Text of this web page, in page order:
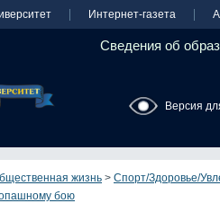
Интернет-газета
Сведения об
Версия
жизнь > Спорт/Здоровье/
бою